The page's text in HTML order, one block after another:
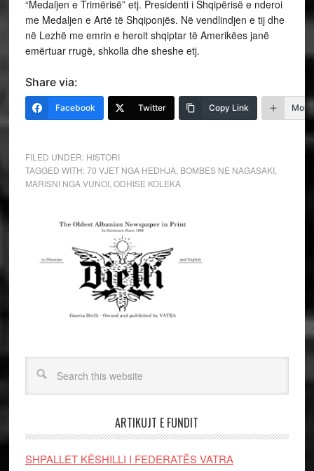
“Medaljen e Trimërisë” etj. Presidenti i Shqipërisë e nderoi
me Medaljen e Artë të Shqiponjës. Në vendlindjen e tij dhe
në Lezhë me emrin e heroit shqiptar të Amerikëes janë
emërtuar rrugë, shkolla dhe sheshe etj.
Share via:
Facebook Twitter Copy Link More
FILED UNDER: HISTORI
TAGGED WITH:70 VJET NGA HEDHJA, BOMBES NE NAGASAKI,
MARISNI NGA VUNOI, ODHISE KOLEKA
ARTIKUJT E FUNDIT
SHPALLET KËSHILLI I FEDERATËS VATRA